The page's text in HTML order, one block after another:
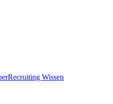
Recruiting Wissen